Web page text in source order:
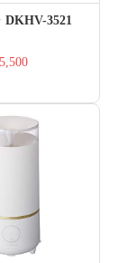
DKHV-3521